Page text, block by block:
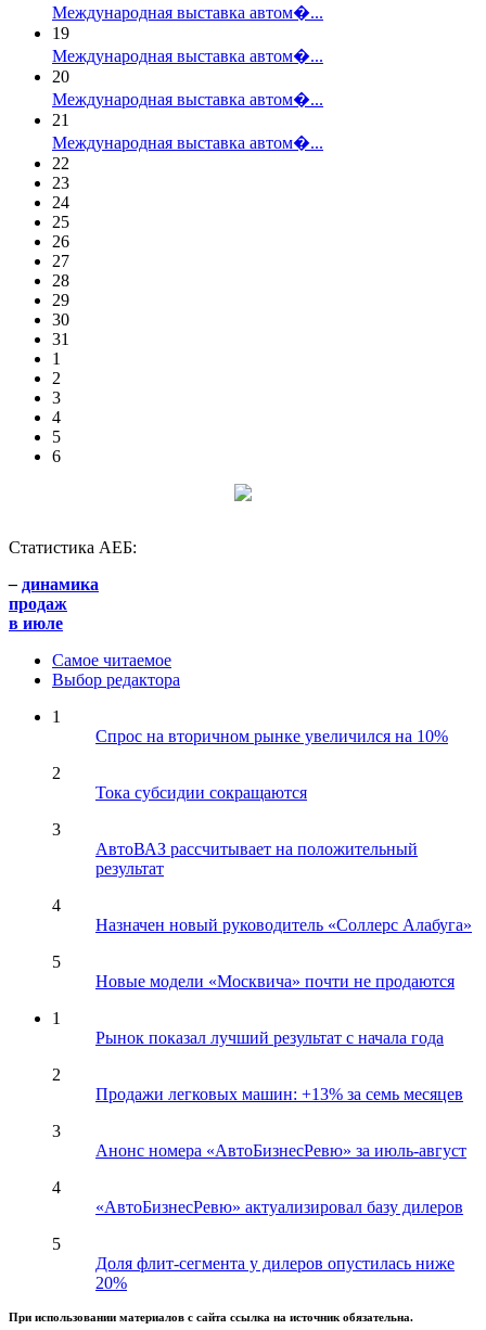
Международная выставка автом�...
19
Международная выставка автом�...
20
Международная выставка автом�...
21
Международная выставка автом�...
22
23
24
25
26
27
28
29
30
31
1
2
3
4
5
6
Статистика АЕБ:
– динамика
продаж
в июле
Самое читаемое
Выбор редактора
1
Спрос на вторичном рынке увеличился на 10%
2
Тока субсидии сокращаются
3
АвтоВАЗ рассчитывает на положительный
результат
4
Назначен новый руководитель «Соллерс Алабуга»
5
Новые модели «Москвича» почти не продаются
1
Рынок показал лучший результат с начала года
2
Продажи легковых машин: +13% за семь месяцев
3
Анонс номера «АвтоБизнесРевю» за июль-август
4
«АвтоБизнесРевю» актуализировал базу дилеров
5
Доля флит-сегмента у дилеров опустилась ниже
20%
При использовании материалов с сайта ссылка на источник обязательна.